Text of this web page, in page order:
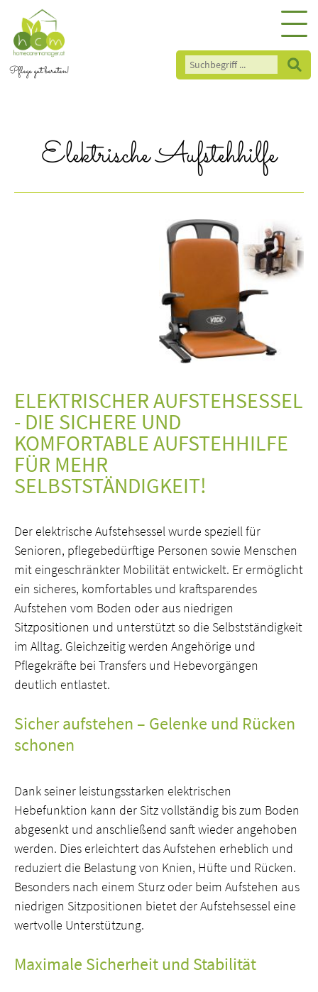
Pflege gut beraten!
Elektrische Aufstehhilfe
ELEKTRISCHER AUFSTEHSESSEL
- DIE SICHERE UND
KOMFORTABLE AUFSTEHHILFE
FÜR MEHR
SELBSTSTÄNDIGKEIT!
Der elektrische Aufstehsessel wurde speziell für
Senioren, pflegebedürftige Personen sowie Menschen
mit eingeschränkter Mobilität entwickelt. Er ermöglicht
ein sicheres, komfortables und kraftsparendes
Aufstehen vom Boden oder aus niedrigen
Sitzpositionen und unterstützt so die Selbstständigkeit
im Alltag. Gleichzeitig werden Angehörige und
Pflegekräfte bei Transfers und Hebevorgängen
deutlich entlastet.
Sicher aufstehen – Gelenke und Rücken
schonen
Dank seiner leistungsstarken elektrischen
Hebefunktion kann der Sitz vollständig bis zum Boden
abgesenkt und anschließend sanft wieder angehoben
werden. Dies erleichtert das Aufstehen erheblich und
reduziert die Belastung von Knien, Hüfte und Rücken.
Besonders nach einem Sturz oder beim Aufstehen aus
niedrigen Sitzpositionen bietet der Aufstehsessel eine
wertvolle Unterstützung.
Maximale Sicherheit und Stabilität